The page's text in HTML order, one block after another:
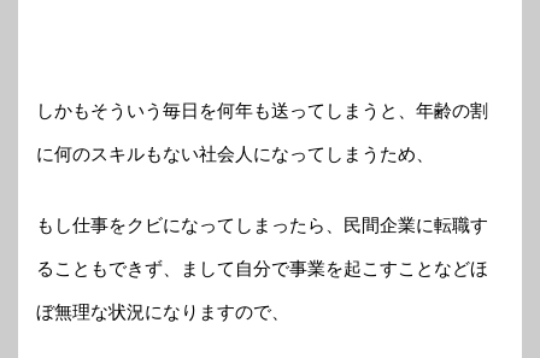
しかもそういう毎日を何年も送ってしまうと、年齢の割
に何のスキルもない社会人になってしまうため、
もし仕事をクビになってしまったら、民間企業に転職す
ることもできず、まして自分で事業を起こすことなどほ
ぼ無理な状況になりますので、